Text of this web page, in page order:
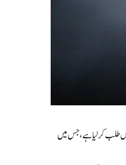
طلب کر لیا ہے، جس میں